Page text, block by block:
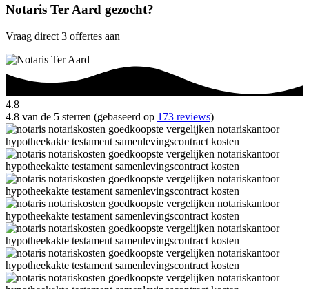
Notaris Ter Aard gezocht?
Vraag direct 3 offertes aan
4.8
4.8 van de 5 sterren (gebaseerd op 173 reviews)